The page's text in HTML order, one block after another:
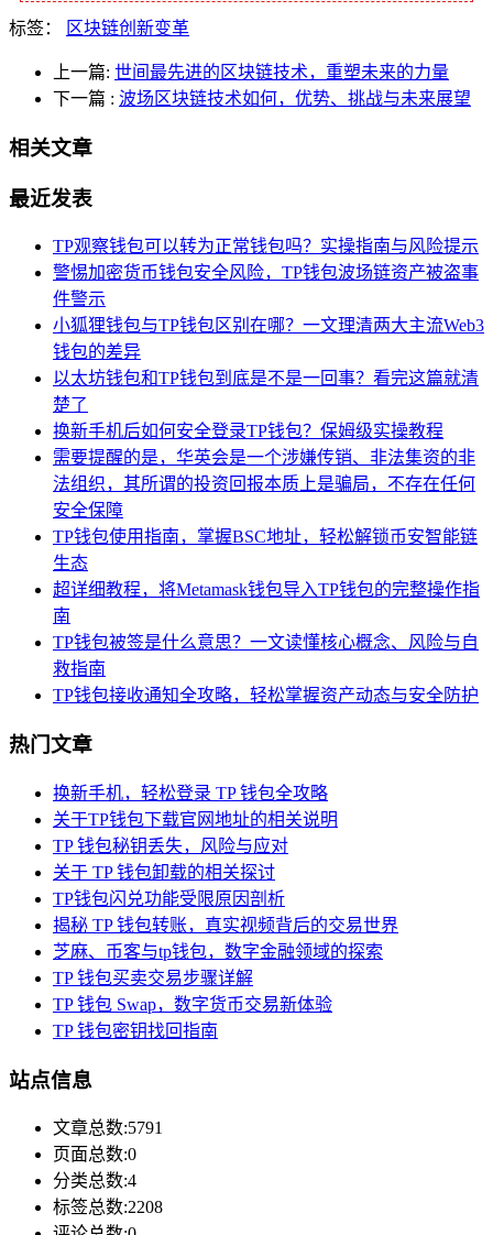
标签： 区块链创新变革
上一篇: 世间最先进的区块链技术，重塑未来的力量
下一篇 : 波场区块链技术如何，优势、挑战与未来展望
相关文章
最近发表
TP观察钱包可以转为正常钱包吗？实操指南与风险提示
警惕加密货币钱包安全风险，TP钱包波场链资产被盗事
件警示
小狐狸钱包与TP钱包区别在哪？一文理清两大主流Web3
钱包的差异
以太坊钱包和TP钱包到底是不是一回事？看完这篇就清
楚了
换新手机后如何安全登录TP钱包？保姆级实操教程
需要提醒的是，华英会是一个涉嫌传销、非法集资的非
法组织，其所谓的投资回报本质上是骗局，不存在任何
安全保障
TP钱包使用指南，掌握BSC地址，轻松解锁币安智能链
生态
超详细教程，将Metamask钱包导入TP钱包的完整操作指
南
TP钱包被签是什么意思？一文读懂核心概念、风险与自
救指南
TP钱包接收通知全攻略，轻松掌握资产动态与安全防护
热门文章
换新手机，轻松登录 TP 钱包全攻略
关于TP钱包下载官网地址的相关说明
TP 钱包秘钥丢失，风险与应对
关于 TP 钱包卸载的相关探讨
TP钱包闪兑功能受限原因剖析
揭秘 TP 钱包转账，真实视频背后的交易世界
芝麻、币客与tp钱包，数字金融领域的探索
TP 钱包买卖交易步骤详解
TP 钱包 Swap，数字货币交易新体验
TP 钱包密钥找回指南
站点信息
文章总数:5791
页面总数:0
分类总数:4
标签总数:2208